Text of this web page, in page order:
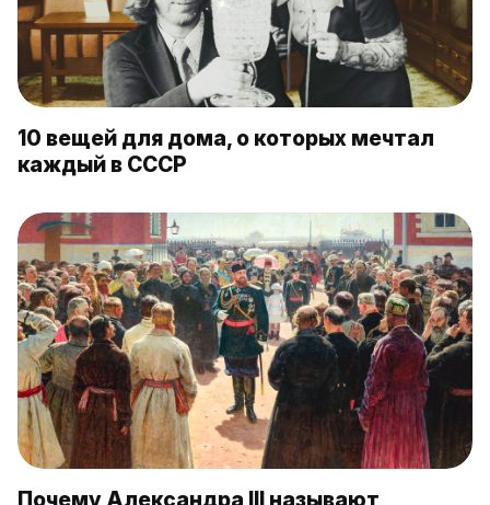
10 вещей для дома, о которых мечтал
каждый в СССР
Почему Александра III называют